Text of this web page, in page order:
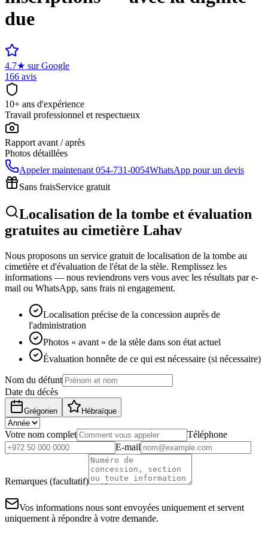
due
4.7★ sur Google
166 avis
10+ ans d'expérience
Travail professionnel et respectueux
Rapport avant / après
Photos détaillées
Appeler maintenant 054-731-0054WhatsApp pour un devis
Sans fraisService gratuit
Localisation de la tombe et évaluation
gratuites au cimetière Lahav
Nous proposons un service gratuit de localisation de la tombe au
cimetière et d'évaluation de l'état de la stèle. Remplissez les
informations — nous reviendrons vers vous avec les résultats par e-
mail ou WhatsApp, sans frais ni engagement.
Localisation précise de la concession auprès de
l'administration
Photos « avant » de la stèle dans son état actuel
Évaluation honnête de ce qui est nécessaire (si nécessaire)
Nom du défunt
Date du décès
Grégorien Hébraïque
Votre nom complet
Téléphone
E-mail
Remarques (facultatif)
Vos informations nous sont envoyées uniquement et servent
uniquement à répondre à votre demande.